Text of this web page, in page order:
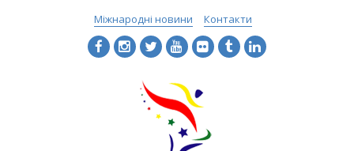
Міжнародні новини Контакти